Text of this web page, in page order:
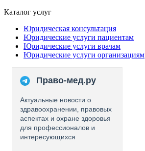
Каталог услуг
Юридическая консультация
Юридические услуги пациентам
Юридические услуги врачам
Юридические услуги организациям
Право-мед.ру
Актуальные новости о
здравоохранении, правовых
аспектах и охране здоровья
для профессионалов и
интересующихся